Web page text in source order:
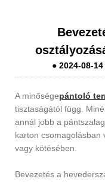
●2024-08-14
A minőségepántoló
tisztaságától függ.
annál jobb a
karton csomagolásban
vagy kötésében.
Bevezetés a